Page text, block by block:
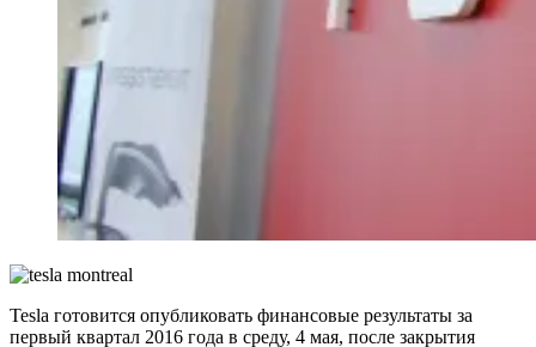
Tesla готовится опубликовать финансовые результаты за
первый квартал 2016 года в среду, 4 мая, после закрытия